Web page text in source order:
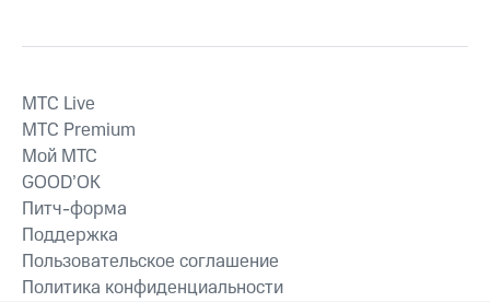
MTС Live
MTС Premium
Мой МТС
GOOD’OK
Питч-форма
Поддержка
Пользовательское соглашение
Политика конфиденциальности